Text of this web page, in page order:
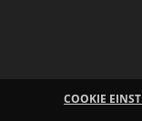
COOKIE